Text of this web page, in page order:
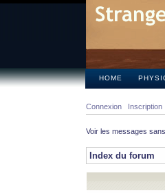
HOME
Connexion Inscription
Voir les messages
Index du forum